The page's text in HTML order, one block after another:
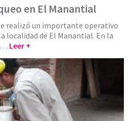
en El Manantial
realizó un importante operativo
localidad de El Manantial. En la
… Leer +